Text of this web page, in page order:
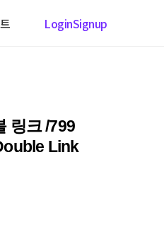
LoginSignup
링크 /799
Link